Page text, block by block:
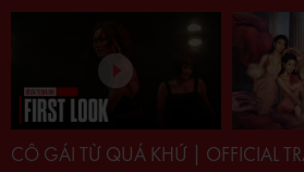
CÔ GÁI TỪ QUÁ KHỨ | OFFICIAL